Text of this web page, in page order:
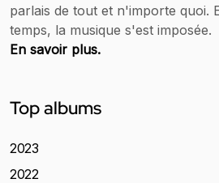
parlais de tout et n'importe quoi.
temps, la musique s'est imposée.
En savoir plus.
Top albums
2023
2022